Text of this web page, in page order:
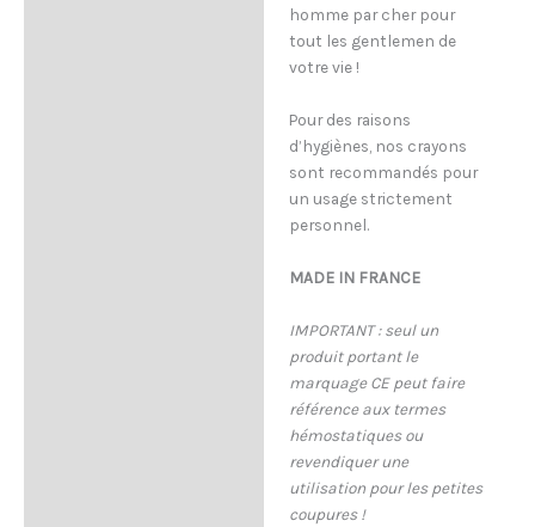
homme par cher pour
tout les gentlemen de
votre vie !
Pour des raisons
d’hygiènes, nos crayons
sont recommandés pour
un usage strictement
personnel.
MADE IN FRANCE
IMPORTANT : seul un
produit portant le
marquage CE peut faire
référence aux termes
hémostatiques ou
revendiquer une
utilisation pour les petites
coupures !